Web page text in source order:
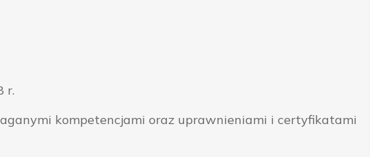
r.
kompetencjami oraz uprawnieniami i certyfikatami